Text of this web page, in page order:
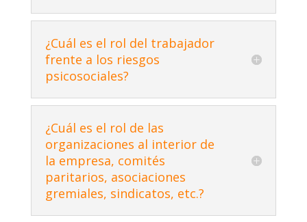
¿Cuál es el rol del trabajador
frente a los riesgos
psicosociales?
¿Cuál es el rol de las
organizaciones al interior de
la empresa, comités
paritarios, asociaciones
gremiales, sindicatos, etc.?